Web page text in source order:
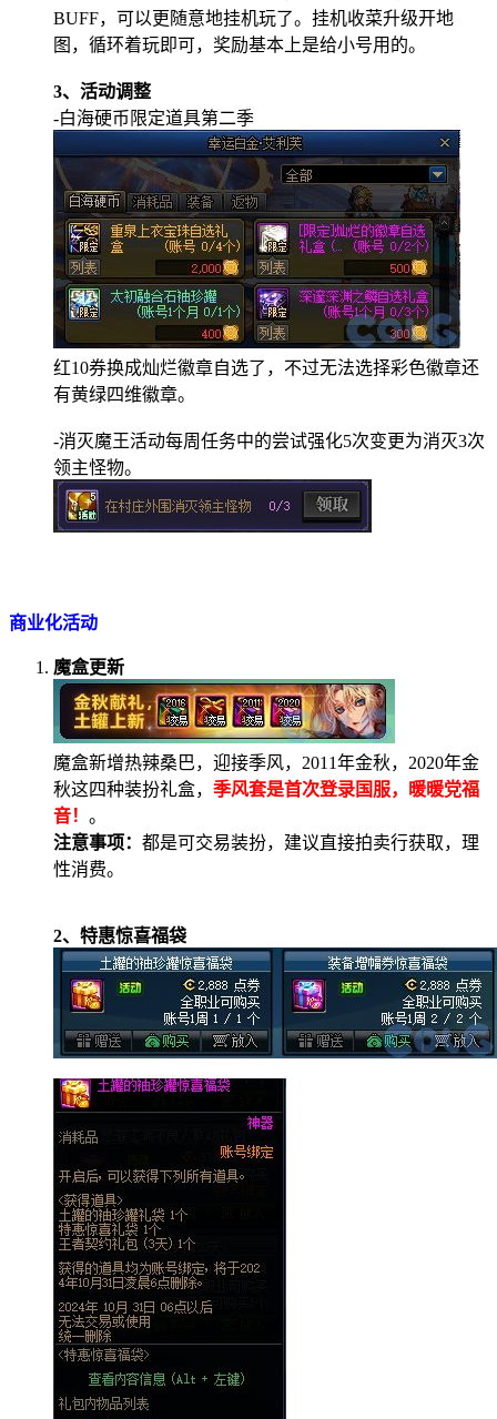
BUFF，可以更随意地挂机玩了。挂机收菜升级开地
图，循环着玩即可，奖励基本上是给小号用的。
3、活动调整
-白海硬币限定道具第二季
红10券换成灿烂徽章自选了，不过无法选择彩色徽章还
有黄绿四维徽章。
-消灭魔王活动每周任务中的尝试强化5次变更为消灭3次
领主怪物。
商业化活动
魔盒更新
魔盒新增热辣桑巴，迎接季风， 2011年金秋， 2020年金
秋这四种装扮礼盒， 季风套是首次登录国服，暖暖党福
音！ 。
注意事项： 都是可交易装扮，建议直接拍卖行获取，理
性消费。
2、特惠惊喜福袋